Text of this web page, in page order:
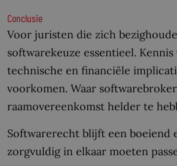
Conclusie
Voor juristen die zich
softwarekeuze essentieel.
technische en financiële
voorkomen. Waar
raamovereenkomst helder te
Softwarerecht blijft een boeiend
zorgvuldig in elkaar moeten